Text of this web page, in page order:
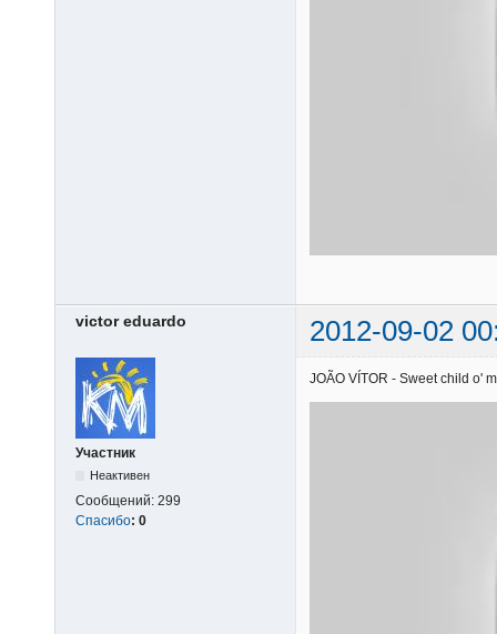
victor eduardo 2012-09-02
Участник
Неактивен
Сообщений: 299
Спасибо: 0
JOÃO VÍTOR - Sweet child o'